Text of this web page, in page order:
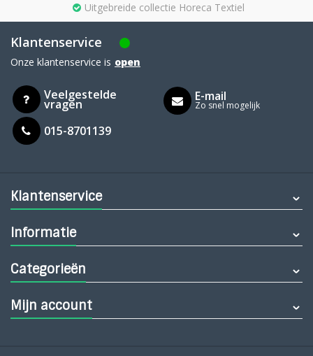
Uitgebreide collectie Horeca Textiel
Klantenservice
Onze klantenservice is open
Veelgestelde
vragen
015-8701139
E-mail
Zo snel mogelijk
Klantenservice
Informatie
Categorieën
Mijn account